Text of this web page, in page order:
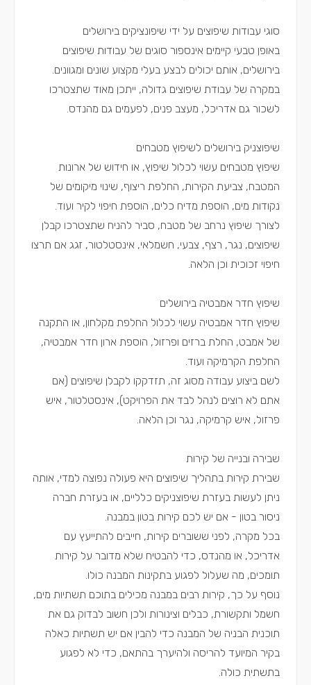
סוגי עבודות שיפוצים על ידי שיפונציקים בירושלים
באופן טבעי קיימים אינספור סוגים של עבודות שיפוצים
בירושלים, אותם יכולים לבצע בעלי מקצוע שונים ומגוונים.
במקרה של עבודת שיפוצים גדולה, ייתכן מאוד שתצטרכו
לשכור גם אדריכל, מעצב פנים, לפעמים גם מהנדס.
שיפוצניק בירושלים לשיפוץ מטבחים
שיפוץ מטבחים עשוי לכלול שיפוץ, או חידוש של ארונות
המטבח, צביעת הקירות, החלפת ריצוף, שינוי מיקומים של
נקודות מים, הוספת מדיח כלים, הוספת חיפוי לקיר ועוד.
לצורך שיפוץ נרחב של מטבח, סביר להניח שתצטרכו קבלן
שיפוצים, נגר, רצף, צבעי, חשמלאי, אינסטלטור, זגג אם תרצו
חיפוי זכוכית וכן הלאה.
שיפוץ חדר אמבטיה בירושלים
שיפוץ חדר אמבטיה עשוי לכלול החלפת מקלחון, או התקנה
של אמבט, החלת ברזים ופרזול, הוספת ארון חדר אמבטיה,
החלפת הקרמיקה ועוד.
לשם ביצוע עבודה מסוג זה, תזדקקו לקבלן שיפוצים (אם
אתם לא רוצים לנהל לבד את הפרויקט), אינסטלטור, איש
פרזול, איש קרמיקה, נגר וכן הלאה.
שבירה ובנייה של קירות
שבירת קירות בתהליך שיפוצים היא פעולה נפוצה למדי, אותה
ניתן לעשות בעזרת שיפוצניקים כלליים, או בעזרת חברה
ניסור בטון - אם יש לכם קירות בטון במבנה.
בכל מקרה, לפני ששוברים קירות, חייבים להתייעץ עם
אדריכל, או מהנדס, כדי להבטיח שלא מדובר על קירות
תומכים, מה שעלול לפגוע בתקינות המבנה כולו.
נוסף על כך, קירות רבים במבנה מכילים בתוכם תשתיות מים,
חשמל ותקשורת, כבלים וצינורות ולכן חשוב לבדוק גם את
תוכנית הבניה של המבנה כדי להבין אם יש תשתיות כאלה
בקיר המיועד להריסה ולהיערך בהתאם, כדי לא לפגוע
בתשתית כולה.